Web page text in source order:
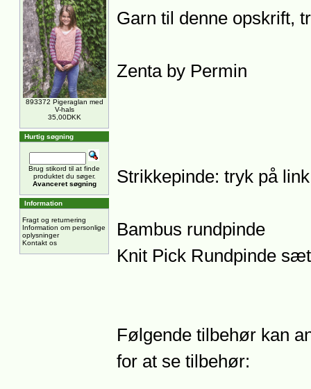
893372 Pigeraglan med
V-hals
35,00DKK
Hurtig søgning
Brug stikord til at finde
produktet du søger.
Avanceret søgning
Information
Fragt og returnering
Information om personlige
oplysninger
Kontakt os
Garn til denne opskrift,
Zenta by Permin
Strikkepinde: tryk på
Bambus rundpinde
Knit Pick Rundpinde sæt
Følgende tilbehør kan
for at se tilbehør: